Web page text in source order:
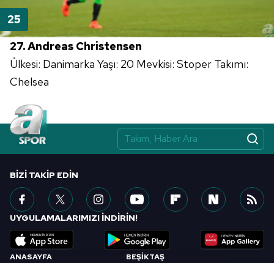
27. Andreas Christensen
Ülkesi: Danimarka Yaşı: 20 Mevkisi: Stoper Takımı:
Chelsea
ANASAYFA BEŞİKTAŞ
BIZI TAKIP EDIN
UYGULAMALARIMIZI İNDİRİN!